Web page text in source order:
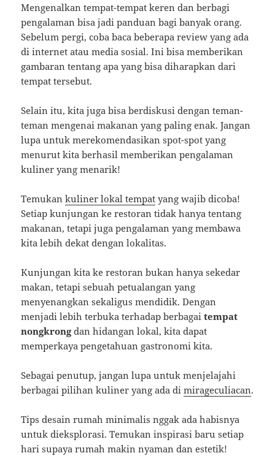
Mengenalkan tempat-tempat keren dan berbagi
pengalaman bisa jadi panduan bagi banyak orang.
Sebelum pergi, coba baca beberapa review yang ada
di internet atau media sosial. Ini bisa memberikan
gambaran tentang apa yang bisa diharapkan dari
tempat tersebut.
Selain itu, kita juga bisa berdiskusi dengan teman-
teman mengenai makanan yang paling enak. Jangan
lupa untuk merekomendasikan spot-spot yang
menurut kita berhasil memberikan pengalaman
kuliner yang menarik!
Temukankuliner lokal tempat yang wajib dicoba!
Setiap kunjungan ke restoran tidak hanya tentang
makanan, tetapi juga pengalaman yang membawa
kita lebih dekat dengan lokalitas.
Kunjungan kita ke restoran bukan hanya sekedar
makan, tetapi sebuah petualangan yang
menyenangkan sekaligus mendidik. Dengan
menjadi lebih terbuka terhadap berbagaitempat
nongkrongdan hidangan lokal, kita dapat
memperkaya pengetahuan gastronomi kita.
Sebagai penutup, jangan lupa untuk menjelajahi
berbagai pilihan kuliner yang ada dimirageculiacan.
Tips desain rumah minimalis nggak ada habisnya
untuk dieksplorasi. Temukan inspirasi baru setiap
hari supaya rumah makin nyaman dan estetik!